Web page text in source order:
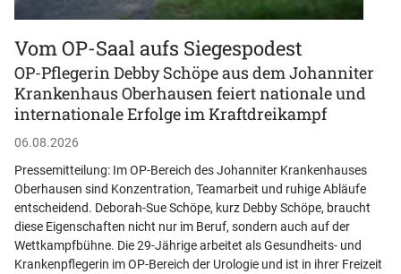
Vom OP-Saal aufs Siegespodest
OP-Pflegerin Debby Schöpe aus dem Johanniter
Krankenhaus Oberhausen feiert nationale und
internationale Erfolge im Kraftdreikampf
06.08.2026
Pressemitteilung: Im OP-Bereich des Johanniter Krankenhauses
Oberhausen sind Konzentration, Teamarbeit und ruhige Abläufe
entscheidend. Deborah-Sue Schöpe, kurz Debby Schöpe, braucht
diese Eigenschaften nicht nur im Beruf, sondern auch auf der
Wettkampfbühne. Die 29-Jährige arbeitet als Gesundheits- und
Krankenpflegerin im OP-Bereich der Urologie und ist in ihrer Freizeit